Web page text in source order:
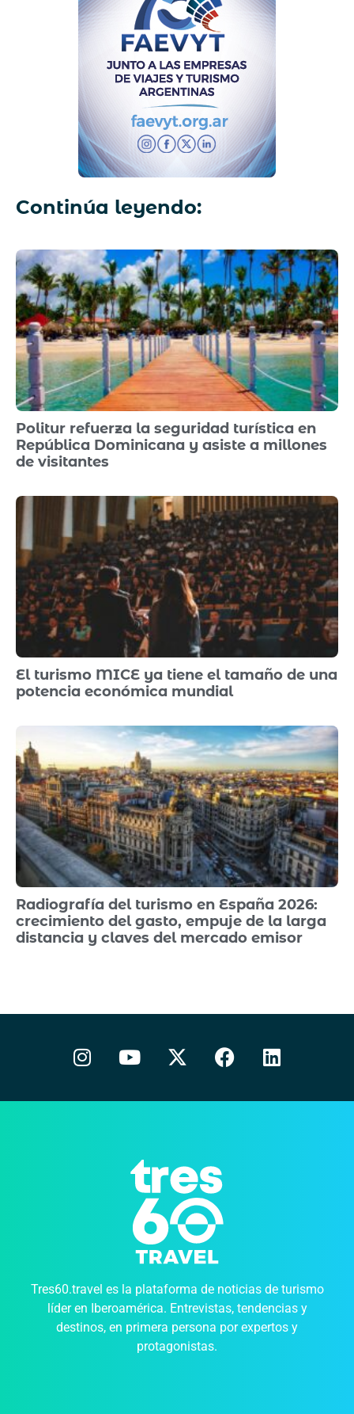
Continúa leyendo:
Politur refuerza la seguridad turística en
República Dominicana y asiste a millones
de visitantes
El turismo MICE ya tiene el tamaño de una
potencia económica mundial
Radiografía del turismo en España 2026:
crecimiento del gasto, empuje de la larga
distancia y claves del mercado emisor
Tres60.travel es la plataforma de noticias de turismo
líder en Iberoamérica. Entrevistas, tendencias y
destinos, en primera persona por expertos y
protagonistas.